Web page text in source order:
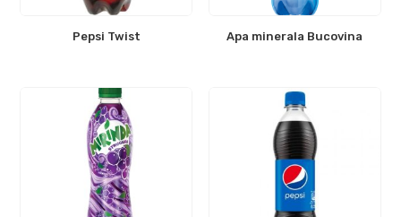
Pepsi Twist Apa minerala Bucovina